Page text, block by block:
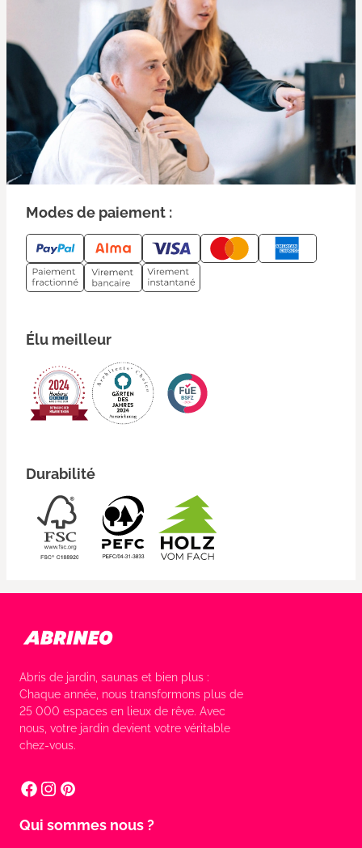
Modes de paiement :
Élu meilleur
Durabilité
Abris de jardin, saunas et bien plus :
Chaque année, nous transformons plus de
25 000 espaces en lieux de rêve. Avec
nous, votre jardin devient votre véritable
chez-vous.
Qui sommes nous ?